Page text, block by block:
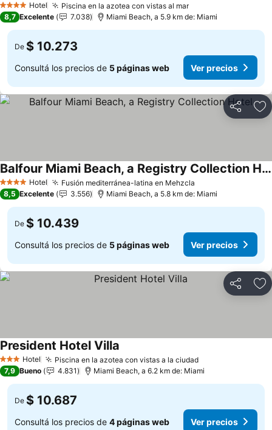
4 EstrellasHotel Piscina en la azotea con vistas al marVer precios
8,7 Excelente 7.038 Miami Beach, a 5.9 km de: Miami
De $ 10.273
Consultá los precios de 5 páginas web Ver precios
Compartir
4 EstrellasHotel Fusión mediterránea-latina en Mehzcla
Balfour Miami Beach, a Registry Collection Hotel
Ver precios
8,5 Excelente 3.556 Miami Beach, a 5.8 km de: Miami
De $ 10.439
Consultá los precios de 5 páginas web Ver precios
Compartir
3 Estrellas
Hotel Piscina en la azotea con vistas a la ciudadVer precios
President Hotel Villa
7,9 Bueno 4.831 Miami Beach, a 6.2 km de: Miami
De $ 10.687
Consultá los precios de 4 páginas web Ver precios